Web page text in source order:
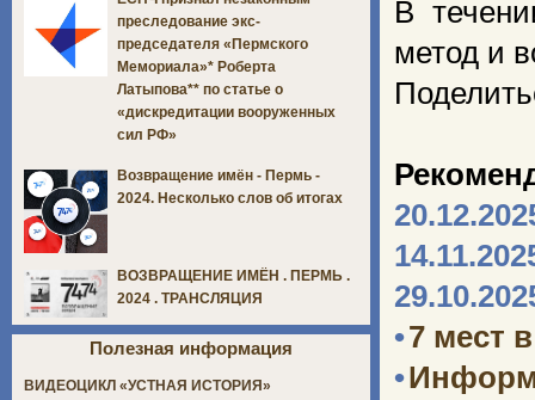
В
метод и
•7 мест
•
преследование экс-
председателя «Пермского
Мемориала»* Роберта
Латыпова** по статье о
«дискредитации вооруженных
сил РФ»
Возвращение имён - Пермь -
2024. Несколько слов об итогах
ВОЗВРАЩЕНИЕ ИМЁН . ПЕРМЬ .
2024 . ТРАНСЛЯЦИЯ
Полезная информация
ВИДЕОЦИКЛ «УСТНАЯ ИСТОРИЯ»